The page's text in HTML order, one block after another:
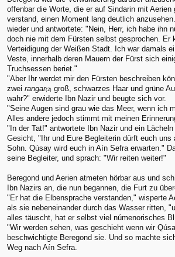
offenbar die Worte, die er auf Sindarin mit Aerien
verstand, einen Moment lang deutlich
wieder und antwortete: "Nein, Herr, ich habe ihn
doch nie mit dem Fürsten selbst gesprochen. Er
Verteidigung der Weißen Stadt. Ich war damals
Veste, innerhalb deren Mauern der Fürst sich
Truchsessen beriet."
"Aber Ihr werdet mir den Fürsten beschreiben
zwei rangar(2) groß, schwarzes Haar und grüne
wahr?" erwiderte Ibn Nazir und beugte sich vor.
"Seine Augen sind grau wie das Meer, wenn ich
Alles andere jedoch stimmt mit meinen
"In der Tat!" antwortete Ibn Nazir und ein
Gesicht, "Ihr und Eure Begleiterin dürft euch uns
Sohn. Qúsay wird euch in Aín Sefra erwarten."
seine Begleiter, und sprach: "Wir reiten weiter!"
Beregond und Aerien atmeten hörbar aus und
Ibn Nazirs an, die nun begannen, die Furt zu
"Er hat die Elbensprache verstanden," wisperte
als sie nebeneinander durch das Wasser ritten,
alles täuscht, hat er selbst viel númenorisches
"Wir werden sehen, was geschieht wenn wir
beschwichtigte Beregond sie. Und so machte
Weg nach Aín Sefra.